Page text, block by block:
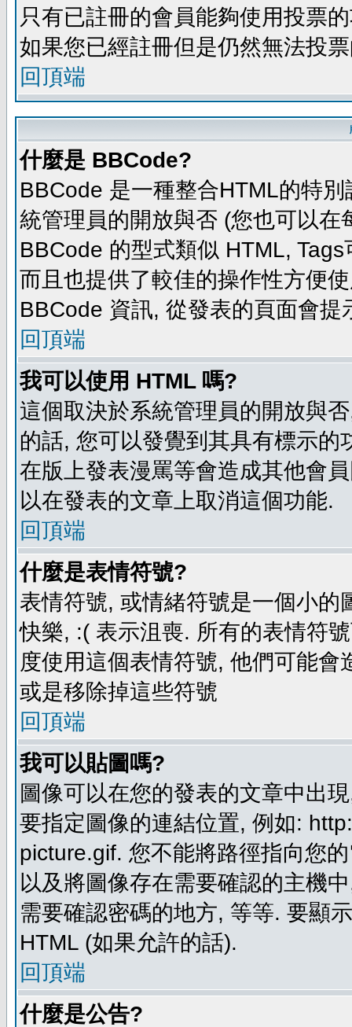
只有已註冊的會員能夠使用投票
如果您已經註冊但是仍然無法投
回頂端
什麼是 BBCode?
BBCode 是一種整合HTML的特
統管理員的開放與否 (您也可以
BBCode 的型式類似 HTML,
而且也提供了較佳的操作性方便
BBCode 資訊, 從發表的頁面會提
回頂端
我可以使用 HTML 嗎?
這個取決於系統管理員的開放與
的話, 您可以發覺到其具有標示
在版上發表漫罵等會造成其他會
以在發表的文章上取消這個功能.
回頂端
什麼是表情符號?
表情符號, 或情緒符號是一個小
快樂, :( 表示沮喪. 所有的表情符
度使用這個表情符號, 他們可能
或是移除掉這些符號
回頂端
我可以貼圖嗎?
圖像可以在您的發表的文章中出
要指定圖像的連結位置, 例如:
picture.gif. 您不能將路徑指向您
以及將圖像存在需要確認的主機
需要確認密碼的地方, 等等. 要顯
HTML (如果允許的話).
回頂端
什麼是公告?